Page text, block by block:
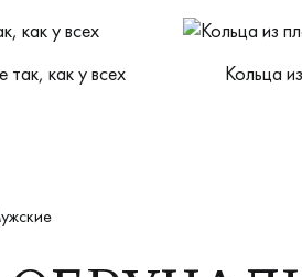
так, как у всех Кольца